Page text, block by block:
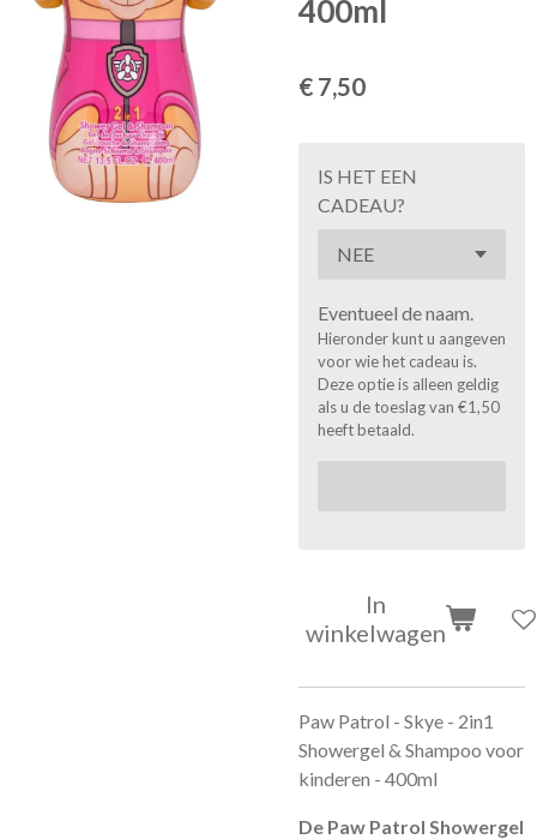
400ml
€ 7,50
IS HET EEN
CADEAU?
Eventueel de naam.
Hieronder kunt u aangeven
voor wie het cadeau is.
Deze optie is alleen geldig
als u de toeslag van €1,50
heeft betaald.
In
winkelwagen
Paw Patrol - Skye - 2in1
Showergel & Shampoo voor
kinderen - 400ml
De Paw Patrol Showergel